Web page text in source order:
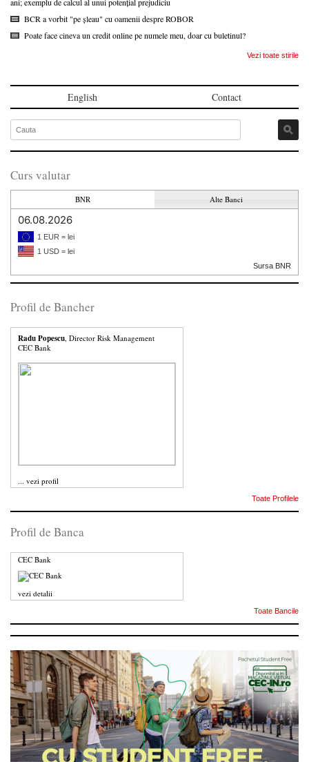
BCR a vorbit "pe șleau" cu oamenii despre ROBOR
Poate face cineva un credit online pe numele meu, doar cu buletinul?
Vezi toate stirile
English Contact
Curs valutar
BNR Alte Banci
06.08.2026
1 EUR = lei
1 USD = lei
Sursa BNR
Profil de Bancher
Radu Popescu, Director Risk Management
CEC Bank
... vezi profil
Toate Profilele
Profil de Banca
CEC Bank
vezi detalii
Toate Bancile